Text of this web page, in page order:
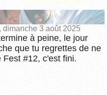
dimanche 3 août 2025
à peine, le jour
que tu regrettes de ne
#12, c'est fini.